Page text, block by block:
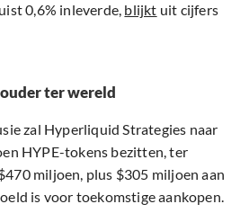
0,6% inleverde, blijkt uit cijfers
ter wereld
zal Hyperliquid Strategies naar
HYPE-tokens bezitten, ter
miljoen, plus $305 miljoen aan
is voor toekomstige aankopen.